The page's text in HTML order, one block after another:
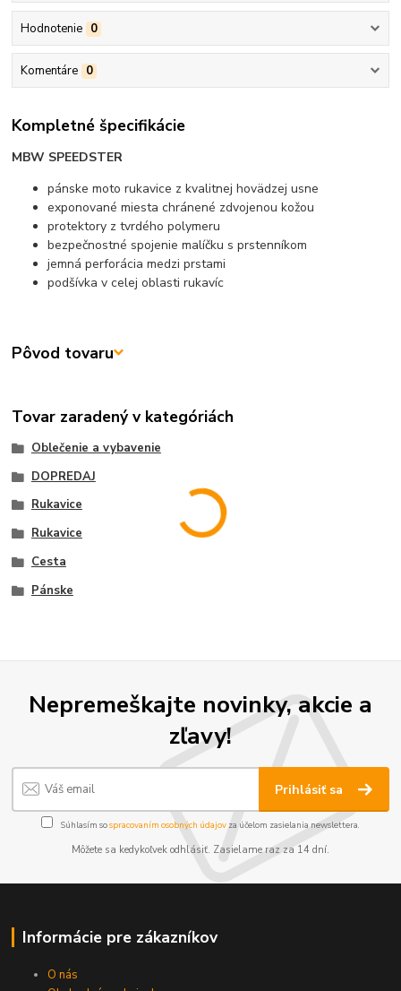
Hodnotenie 0
Komentáre 0
Kompletné špecifikácie
MBW SPEEDSTER
pánske moto rukavice z kvalitnej hovädzej usne
exponované miesta chránené zdvojenou kožou
protektory z tvrdého polymeru
bezpečnostné spojenie malíčku s prstenníkom
jemná perforácia medzi prstami
podšívka v celej oblasti rukavíc
Pôvod tovaru
Tovar zaradený v kategóriách
Oblečenie a vybavenie
DOPREDAJ
Rukavice
Rukavice
Cesta
Pánske
Nepremeškajte novinky, akcie a
zľavy!
Prihlásiť sa
Súhlasím sospracovaním osobných údajov za účelom zasielania newslettera.
Môžete sa kedykoľvek odhlásiť. Zasielame raz za 14 dní.
Informácie pre zákazníkov
O nás